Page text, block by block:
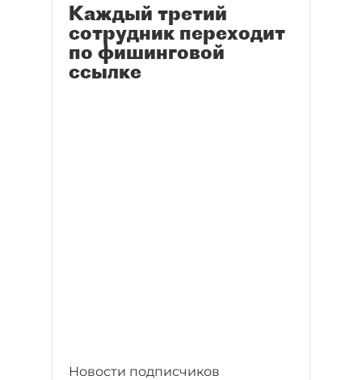
Каждый третий
сотрудник переходит
по фишинговой
ссылке
Новости подписчиков